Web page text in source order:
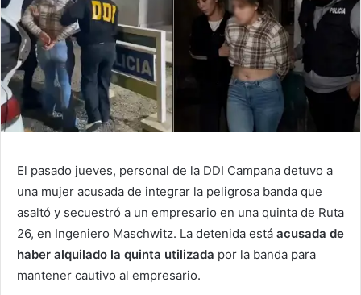
El pasado jueves, personal de la DDI Campana detuvo a
una mujer acusada de integrar la peligrosa banda que
asaltó y secuestró a un empresario en una quinta de Ruta
26, en Ingeniero Maschwitz. La detenida está acusada de
haber alquilado la quinta utilizada por la banda para
mantener cautivo al empresario.